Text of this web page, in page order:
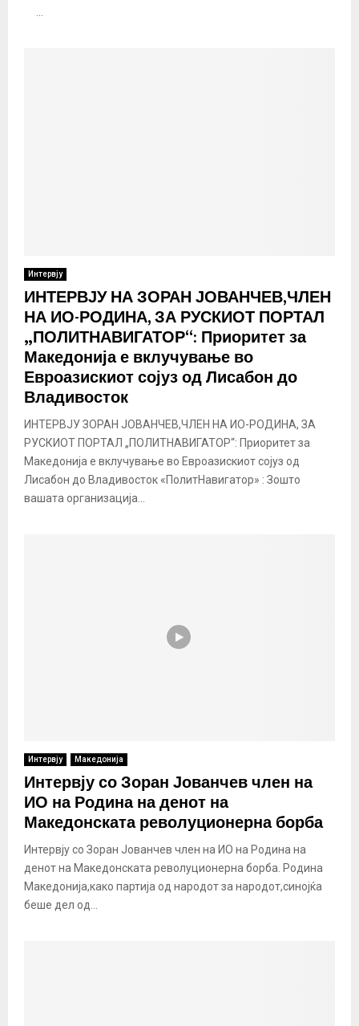
Интервју
ИНТЕРВЈУ НА ЗОРАН ЈОВАНЧЕВ,ЧЛЕН
НА ИО-РОДИНА, ЗА РУСКИОТ ПОРТАЛ
„ПОЛИТНАВИГАТОР“: Приоритет за
Македонија е вклучување во
Евроазискиот сојуз од Лисабон до
Владивосток
ИНТЕРВЈУ ЗОРАН ЈОВАНЧЕВ,ЧЛЕН НА ИО-РОДИНА, ЗА
РУСКИОТ ПОРТАЛ „ПОЛИТНАВИГАТОР“: Приоритет за
Македонија е вклучување во Евроазискиот сојуз од
Лисабон до Владивосток «ПолитНавигатор» : Зошто
вашата организација...
Интервју Македонија
Интервју со Зоран Јованчев член на
ИО на Родина на денот на
Македонската револуционерна борба
Интервју со Зоран Јованчев член на ИО на Родина на
денот на Македонската револуционерна борба. Родина
Македонија,како партија од народот за народот,синојќа
беше дел од...